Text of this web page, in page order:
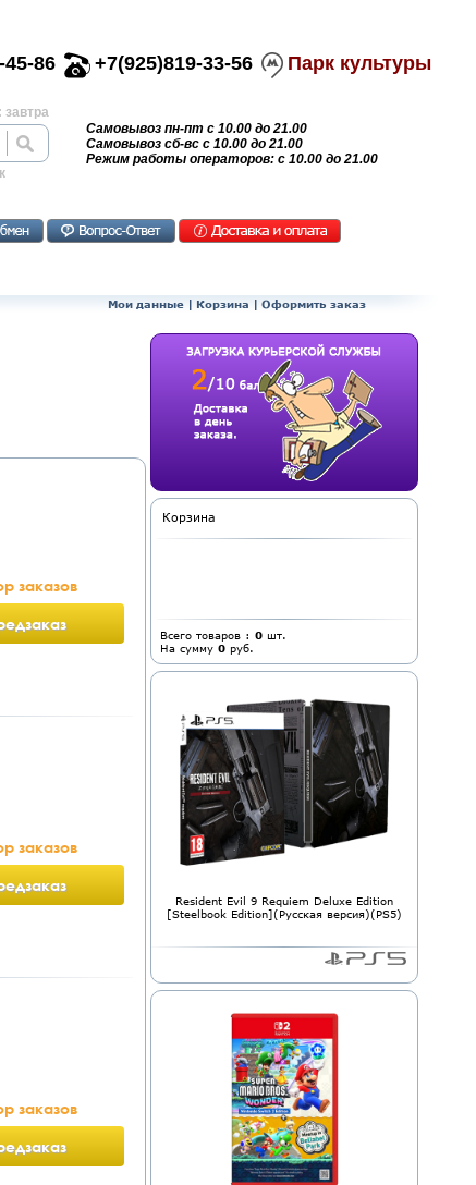
45-86 +7(925)819-33-56 Парк культуры
завтра
Самовывоз пн-пт с 10.00 до 21.00
Самовывоз сб-вс с 10.00 до 21.00
Режим работы операторов: с 10.00 до 21.00
Мои данные | Корзина | Оформить заказ
заказов
заказов
заказов
Корзина
Всего товаров : 0 шт.
На сумму 0 руб.
Resident Evil 9 Requiem Deluxe Edition
[Steelbook Edition](Русская версия)(PS5)